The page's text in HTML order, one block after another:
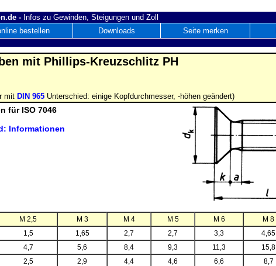
- Infos zu Gewinden, Steigungen und Zoll
bestellen Downloads Seite merken
mit Phillips-Kreuzschlitz PH
mit DIN 965 Unterschied: einige Kopfdurchmesser, -höhen geändert)
für ISO 7046
Informationen
M 2,5 M 3 M 4 M 5 M 6 M 8
1,5 1,65 2,7 2,7 3,3 4,65
4,7 5,6 8,4 9,3 11,3 15,8
2,5 2,9 4,4 4,6 6,6 8,7